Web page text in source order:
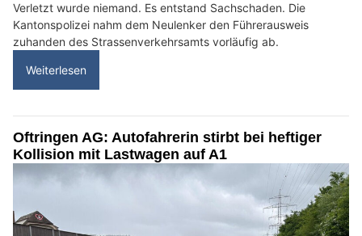
Verletzt wurde niemand. Es entstand Sachschaden. Die
Kantonspolizei nahm dem Neulenker den Führerausweis
zuhanden des Strassenverkehrsamts vorläufig ab.
Weiterlesen
Oftringen AG: Autofahrerin stirbt bei heftiger
Kollision mit Lastwagen auf A1